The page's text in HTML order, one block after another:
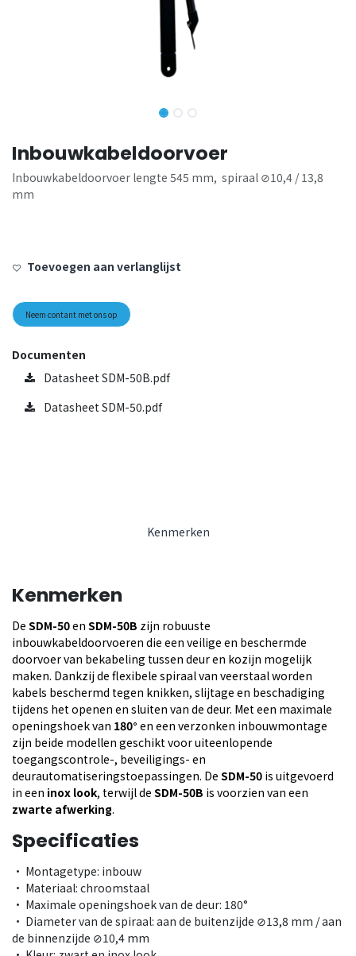
Inbouwkabeldoorvoer
Inbouwkabeldoorvoer lengte 545 mm, spiraal ⊘10,4 / 13,8
mm
Toevoegen aan verlanglijst
Neem contant met ons op
Documenten
Datasheet SDM-50B.pdf
Datasheet SDM-50.pdf
Kenmerken
Kenmerken
De SDM-50en SDM-50B zijn robuuste
inbouwkabeldoorvoeren die een veilige en beschermde
doorvoer van bekabeling tussen deur en kozijn mogelijk
maken. Dankzij de flexibele spiraal van veerstaal worden
kabels beschermd tegen knikken, slijtage en beschadiging
tijdens het openen en sluiten van de deur. Met een maximale
openingshoek van 180° en een verzonken inbouwmontage
zijn beide modellen geschikt voor uiteenlopende
toegangscontrole-, beveiligings- en
deurautomatiseringstoepassingen. De SDM-50 is uitgevoerd
in een inox look, terwijl de SDM-50B is voorzien van een
zwarte afwerking.
Specificaties
• Montagetype: inbouw
• Materiaal: chroomstaal
• Maximale openingshoek van de deur: 180°
• Diameter van de spiraal: aan de buitenzijde ⊘13,8 mm / aan
de binnenzijde ⊘10,4 mm